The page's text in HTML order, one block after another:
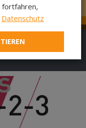
fortfahren,
Datenschutz